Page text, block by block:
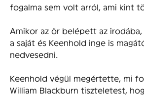
fogalma sem volt arról, ami kint
Amikor az őr belépett az
a saját és Keenhold inge is
nedvesedni.
Keenhold végül megértette, mi
William Blackburn tiszteletest,